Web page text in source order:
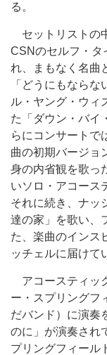
る。
セットリストの
CSNのセルフ・タ
れ、まもなく名曲
「どうにもなら
ル・ヤング・ウィ
た「ダウン・バイ
らにコンサートで
曲の初期バージョ
身の内省観を歌っ
いソロ・アコース
それに続き、ナッ
達の家」を歌い、
た、楽曲のインス
ッチェルに届けて
アコースティッ
ー・スプリングフ
だバンド）に演奏
のに」が演奏され
プリングフィール